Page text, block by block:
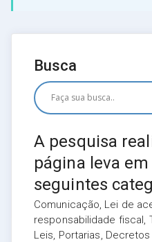
Busca
A pesquisa
página leva
seguintes
Comunicação, Lei de
responsabilidade fiscal,
Leis, Portarias,